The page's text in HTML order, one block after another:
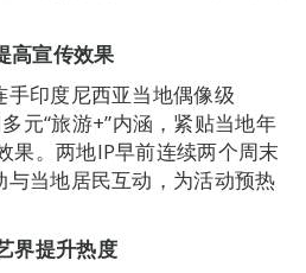
高宣传效果
手印度尼西亚当地偶像级
元“旅游+”内涵，紧贴当地年
果。两地IP早前连续两个周末
与当地居民互动，为活动预热
界提升热度